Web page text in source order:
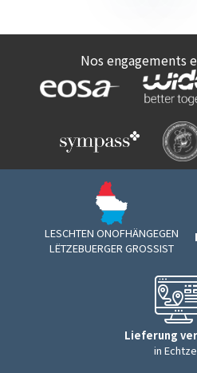
Nos engagements
LESCHTEN ONOFHÄNGEGEN
LËTZEBUERGER GROSSIST
Lieferung
in